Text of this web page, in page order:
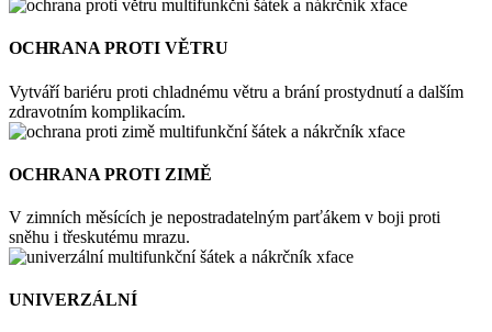
OCHRANA PROTI VĚTRU
Vytváří bariéru proti chladnému větru a brání prostydnutí a dalším
zdravotním komplikacím.
OCHRANA PROTI ZIMĚ
V zimních měsících je nepostradatelným parťákem v boji proti
sněhu i třeskutému mrazu.
UNIVERZÁLNÍ